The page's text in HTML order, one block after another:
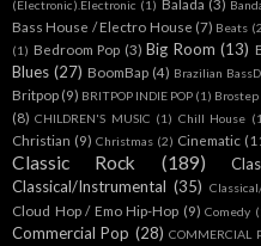
(Electronic).Electronic (1) Balada (3)
Bass House / Electro House (7) Beats
(1) Bedroom Pop (3) Big Room (13)
Blues (27) BoomBap (4) Brazilian
Britpop (9) BRITPOP INDIE POP (1) Brostep
(8) CHILDREN'S MUSIC (1) Chill House
Christian (9) Christmas (2) Cinematic
Classic Rock (189)
Classical/Instrumental (35)
Cloud Hop / Emo Hip-Hop (9) Comedy
Commercial Pop (28) COMMERCIAL